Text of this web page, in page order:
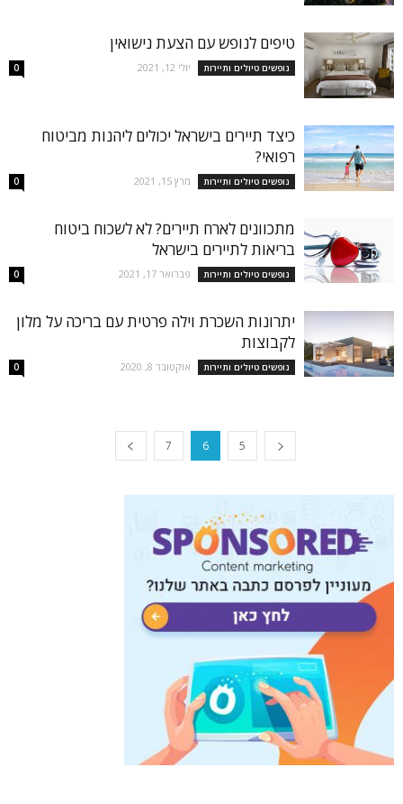
טיפים לנופש עם הצעת נישואין
נופשים טיולים ותיירות יולי 12, 2021 0
כיצד תיירים בישראל יכולים ליהנות מביטוח
רפואי?
נופשים טיולים ותיירות מרץ 15, 2021 0
מתכוונים לארח תיירים? לא לשכוח ביטוח
בריאות לתיירים בישראל
נופשים טיולים ותיירות פברואר 17, 2021 0
יתרונות השכרת וילה פרטית עם בריכה על מלון
לקבוצות
נופשים טיולים ותיירות אוקטובר 8, 2020 0
5
6
7